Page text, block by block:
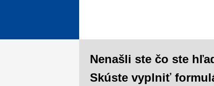
Nenašli ste čo ste
Skúste vyplniť